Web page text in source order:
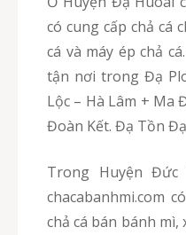
có cung cấp chả cá
cá và máy ép chả
tận nơi trong Đạ
Lộc – Hà Lâm + Ma
Đoàn Kết. Đạ Tồn Đạ
Trong Huyện Đức Trọng của Lâm Đồng,
chacabanhmi.com
chả cá bán bánh mì,